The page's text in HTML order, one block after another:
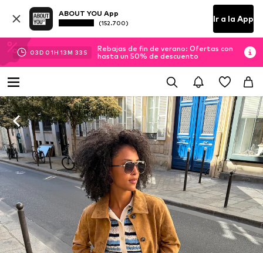
ABOUT YOU App
(152.700) Ir a la App
03D 01H 13M 32 S
Rebajas de fin de verano: Ofertas con
hasta un 50% de descuento